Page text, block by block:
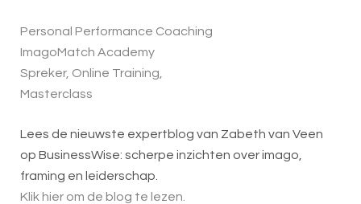
Personal Performance Coaching
ImagoMatch Academy
Spreker, Online Training,
Masterclass
Lees de nieuwste expertblog van Zabeth van Veen
op BusinessWise: scherpe inzichten over imago,
framing en leiderschap.
Klik hier om de blog te lezen.